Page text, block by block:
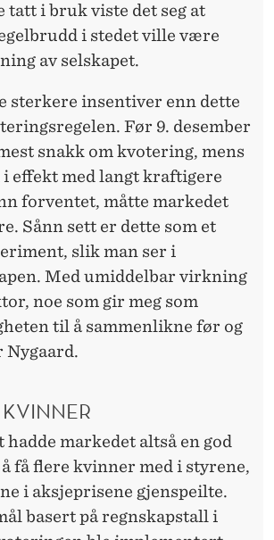
tatt i bruk viste det seg at
i stedet ville være
av selskapet.
sterkere insentiver enn dette
Før 9. desember
snakk om kvotering, mens
i effekt med langt kraftigere
forventet, måtte markedet
Sånn sett er dette som et
slik man ser i
Med umiddelbar virkning
noe som gir meg som
til å sammenlikne før og
Nygaard.
hadde markedet altså en god
få flere kvinner med i styrene,
i aksjeprisene gjenspeilte.
basert på regnskapstall i